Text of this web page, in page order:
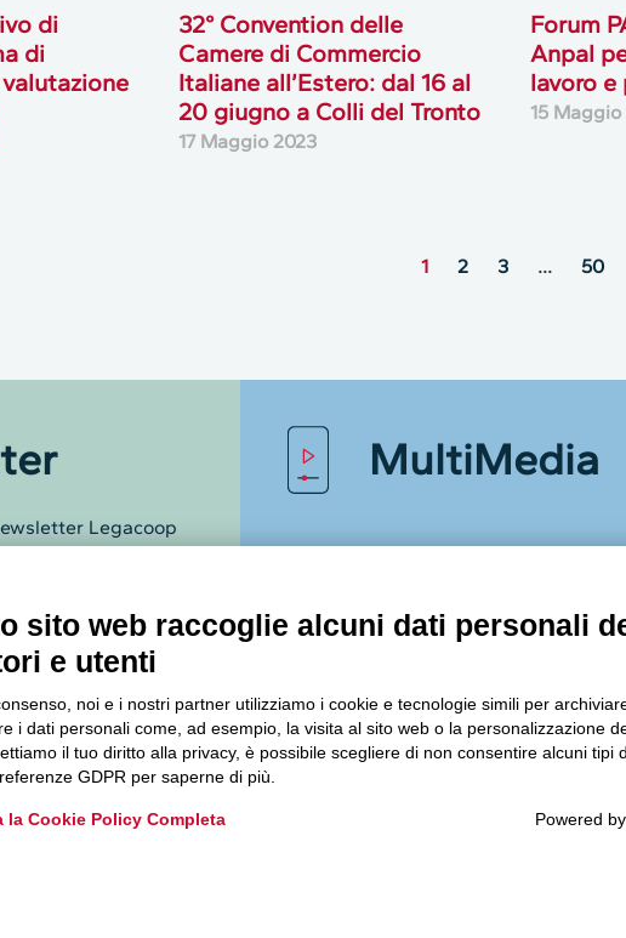
di
di
32° Convention delle
Camere di Commercio
Italiane all’Estero: dal 16 al
20 giugno a Colli del Tronto
17 Maggio 2023
Forum
Anpal
lavoro
15
1 2 3 … 50
Legacoop
aggiornati sul
MultiMedia
Accedi a Youtube
Seguici sui nostri
sito web raccoglie alcuni dati personali
e utenti
noi e i nostri partner utilizziamo i cookie e tecnologie simili per
i dati personali come, ad esempio, la visita al sito web o la personalizzazione
il tuo diritto alla privacy, è possibile scegliere di non consentire alcuni tipi
GDPR per saperne di più.
la Cookie Policy Completa Powered by